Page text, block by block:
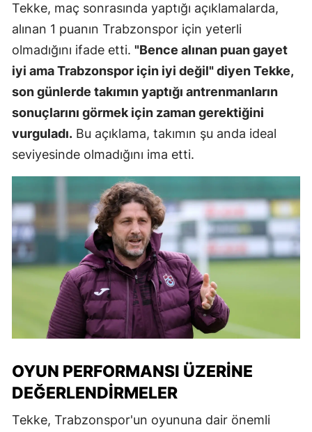
Tekke, maç sonrasında yaptığı açıklamalarda,
alınan 1 puanın Trabzonspor için yeterli
olmadığını ifade etti. "Bence alınan puan gayet
iyi ama Trabzonspor için iyi değil" diyen Tekke,
son günlerde takımın yaptığı antrenmanların
sonuçlarını görmek için zaman gerektiğini
vurguladı. Bu açıklama, takımın şu anda ideal
seviyesinde olmadığını ima etti.
OYUN PERFORMANSI ÜZERINE
DEĞERLENDIRMELER
Tekke, Trabzonspor'un oyununa dair önemli